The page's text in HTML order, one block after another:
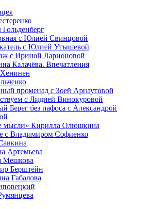
с Юлией Свинцовой
с Юлией Утышевой
с Ириной Ларионовой
Калачёва. Впечатления
променад с Зоей Арнаутовой
с Лидией Винокуровой
Берег без пафоса с Александрой
мысли» Кирилла Олюшкина
с Владимиром Софиенко
Артемьева
Мешкова
Берштейн
Габалова